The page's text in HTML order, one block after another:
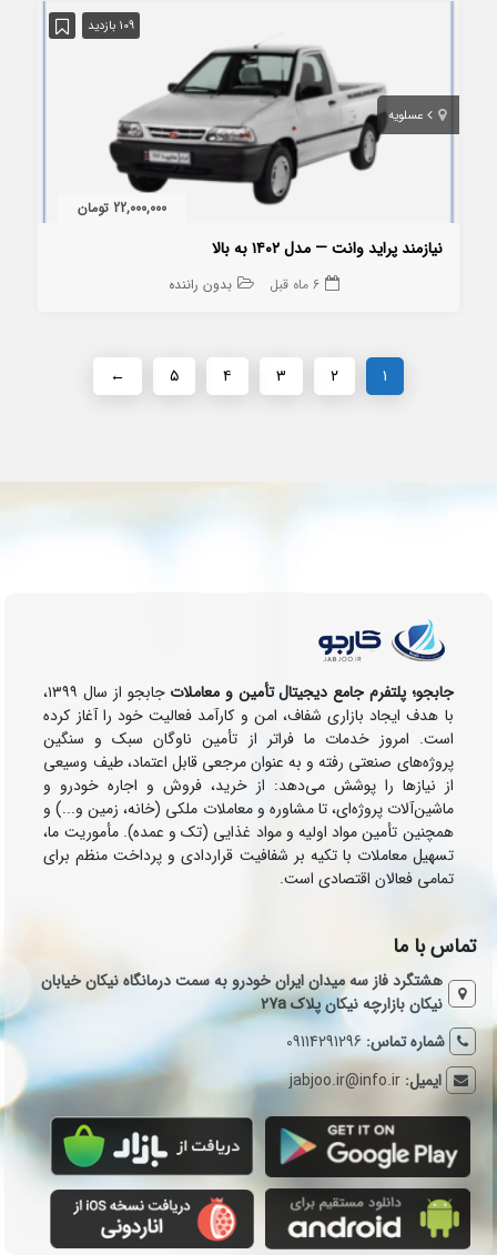
109 بازدید
عسلویه
22,000,000 تومان
نیازمند پراید وانت — مدل ۱۴۰۲ به بالا
6 ماه قبل بدون راننده
۱ ۲ ۳ ۴ ۵ ←
جابجو؛ پلتفرم جامع دیجیتال تأمین و معاملات
جابجو از سال ۱۳۹۹،
با هدف ایجاد بازاری شفاف، امن و کارآمد فعالیت خود را آغاز کرده
است. امروز خدمات ما فراتر از تأمین ناوگان سبک و سنگین
پروژه‌های صنعتی رفته و به عنوان مرجعی قابل اعتماد، طیف وسیعی
از نیازها را پوشش می‌دهد: از خرید، فروش و اجاره خودرو و
ماشین‌آلات پروژه‌ای، تا مشاوره و معاملات ملکی (خانه، زمین و...) و
همچنین تأمین مواد اولیه و مواد غذایی (تک و عمده). مأموریت ما،
تسهیل معاملات با تکیه بر شفافیت قراردادی و پرداخت منظم برای
تمامی فعالان اقتصادی است.
تماس با ما
هشتگرد فاز سه میدان ایران خودرو به سمت درمانگاه نیکان خیابان
نیکان بازارچه نیکان پلاک 27a
شماره تماس:09114291296
ایمیل:jabjoo.ir@info.ir